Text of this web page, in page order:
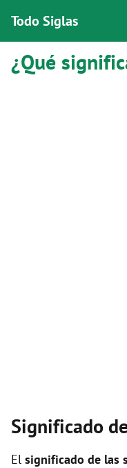
Todo Siglas
¿Qué
Significado
El significado de las